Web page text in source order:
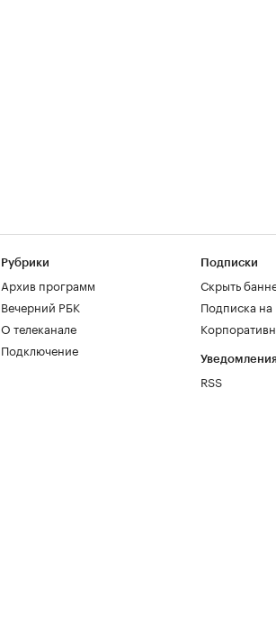
Рубрики
Архив программ
Вечерний РБК
О телеканале
Подключение
Подписки
Скрыть
Подписка
Уведомления
RSS